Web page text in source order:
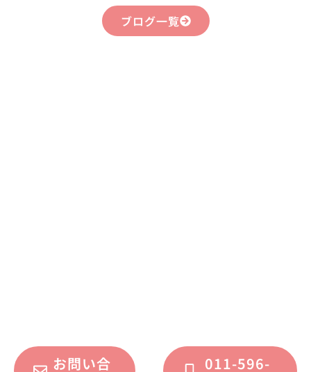
ブログ一覧
お問い合 011-596-